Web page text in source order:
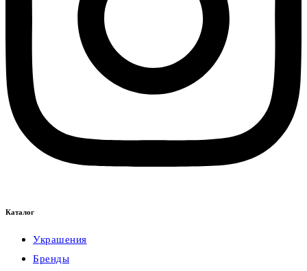
Каталог
Украшения
Бренды